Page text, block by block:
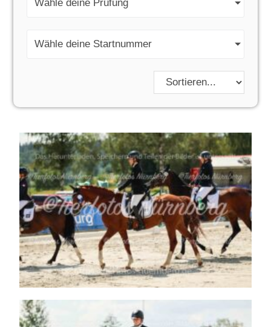
Wähle deine Prüfung
Wähle deine Startnummer